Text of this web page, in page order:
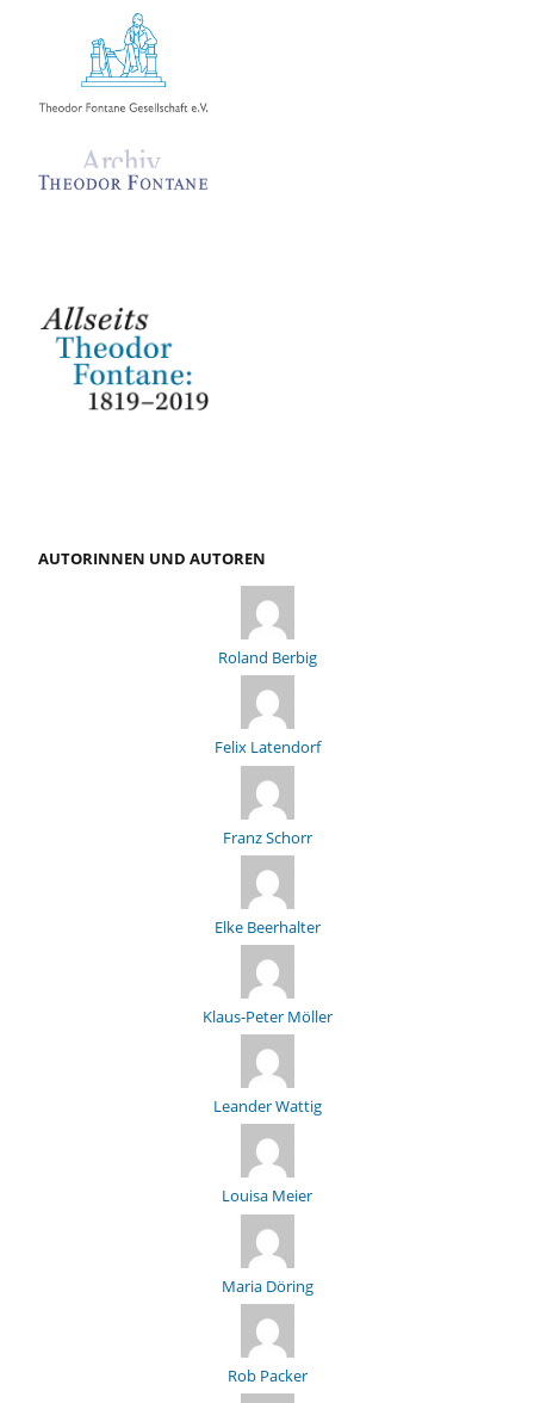
AUTORINNEN UND AUTOREN
Roland Berbig
Felix Latendorf
Franz Schorr
Elke Beerhalter
Klaus-Peter Möller
Leander Wattig
Louisa Meier
Maria Döring
Rob Packer